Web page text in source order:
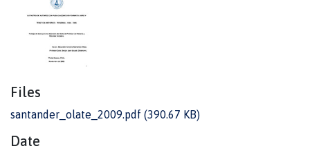
Files
santander_olate_2009.pdf (390.67 KB)
Date